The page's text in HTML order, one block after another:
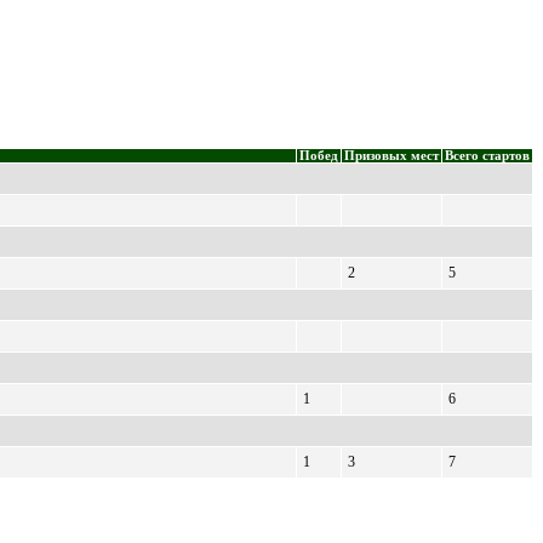
Побед Призовых мест Всего стартов
2
5
1
6
1 3 7